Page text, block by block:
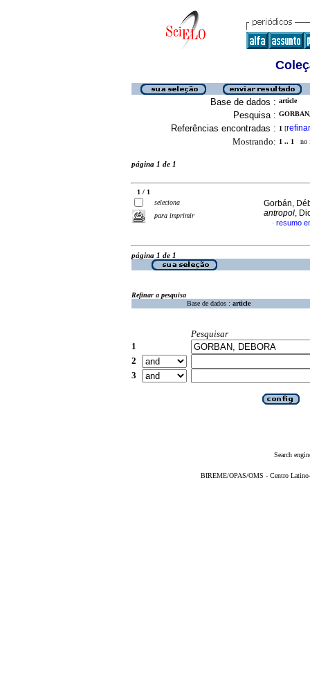
Base de dados : article
Pesquisa :
Referências encontradas : 1 [refinar
Mostrando: 1 .. 1 no
página 1 de 1
1 / 1
seleciona
para imprimir
Gorbán,
antropol,
· resumo
página 1 de 1
Refinar a pesquisa
Base de dados : article
Pesquisar
1
2
3
Search
BIREME/OPAS/OMS - Centro Latino-